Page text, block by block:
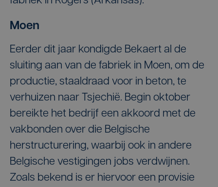
Moen
Eerder dit jaar kondigde Bekaert al de
sluiting aan van de fabriek in Moen, om de
productie, staaldraad voor in beton, te
verhuizen naar Tsjechië. Begin oktober
bereikte het bedrijf een akkoord met de
vakbonden over die Belgische
herstructurering, waarbij ook in andere
Belgische vestigingen jobs verdwijnen.
Zoals bekend is er hiervoor een provisie